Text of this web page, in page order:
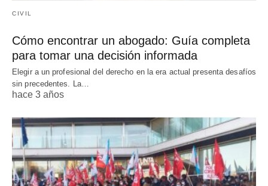
CIVIL
Cómo encontrar un abogado: Guía completa
para tomar una decisión informada
Elegir a un profesional del derecho en la era actual presenta desafíos
sin precedentes. La…
hace 3 años